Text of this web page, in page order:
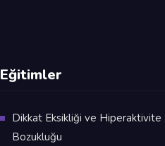
Eğitimler
Dikkat Eksikliği ve Hiperaktivite
Bozukluğu